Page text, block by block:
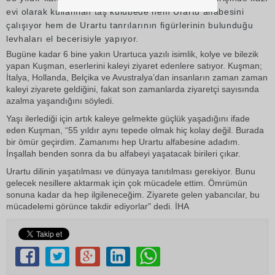
evi olarak kullanılan taş kulübede hem Urartu alfabesini
çalışıyor hem de Urartu tanrılarının figürlerinin bulunduğu
levhaları el becerisiyle yapıyor.
Bugüne kadar 6 bine yakın Urartuca yazılı isimlik, kolye ve bilezik
yapan Kuşman, eserlerini kaleyi ziyaret edenlere satıyor. Kuşman;
İtalya, Hollanda, Belçika ve Avustralya’dan insanların zaman zaman
kaleyi ziyarete geldiğini, fakat son zamanlarda ziyaretçi sayısında
azalma yaşandığını söyledi.
Yaşı ilerlediği için artık kaleye gelmekte güçlük yaşadığını ifade
eden Kuşman, “55 yıldır aynı tepede olmak hiç kolay değil. Burada
bir ömür geçirdim. Zamanımı hep Urartu alfabesine adadım.
İnşallah benden sonra da bu alfabeyi yaşatacak birileri çıkar.
Urartu dilinin yaşatılması ve dünyaya tanıtılması gerekiyor. Bunu
gelecek nesillere aktarmak için çok mücadele ettim. Ömrümün
sonuna kadar da hep ilgileneceğim. Ziyarete gelen yabancılar, bu
mücadelemi görünce takdir ediyorlar" dedi. İHA